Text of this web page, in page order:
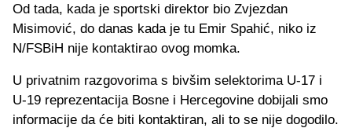
Od tada, kada je sportski direktor bio Zvjezdan
Misimović, do danas kada je tu Emir Spahić, niko iz
N/FSBiH nije kontaktirao ovog momka.
U privatnim razgovorima s bivšim selektorima U-17 i
U-19 reprezentacija Bosne i Hercegovine dobijali smo
informacije da će biti kontaktiran, ali to se nije dogodilo.